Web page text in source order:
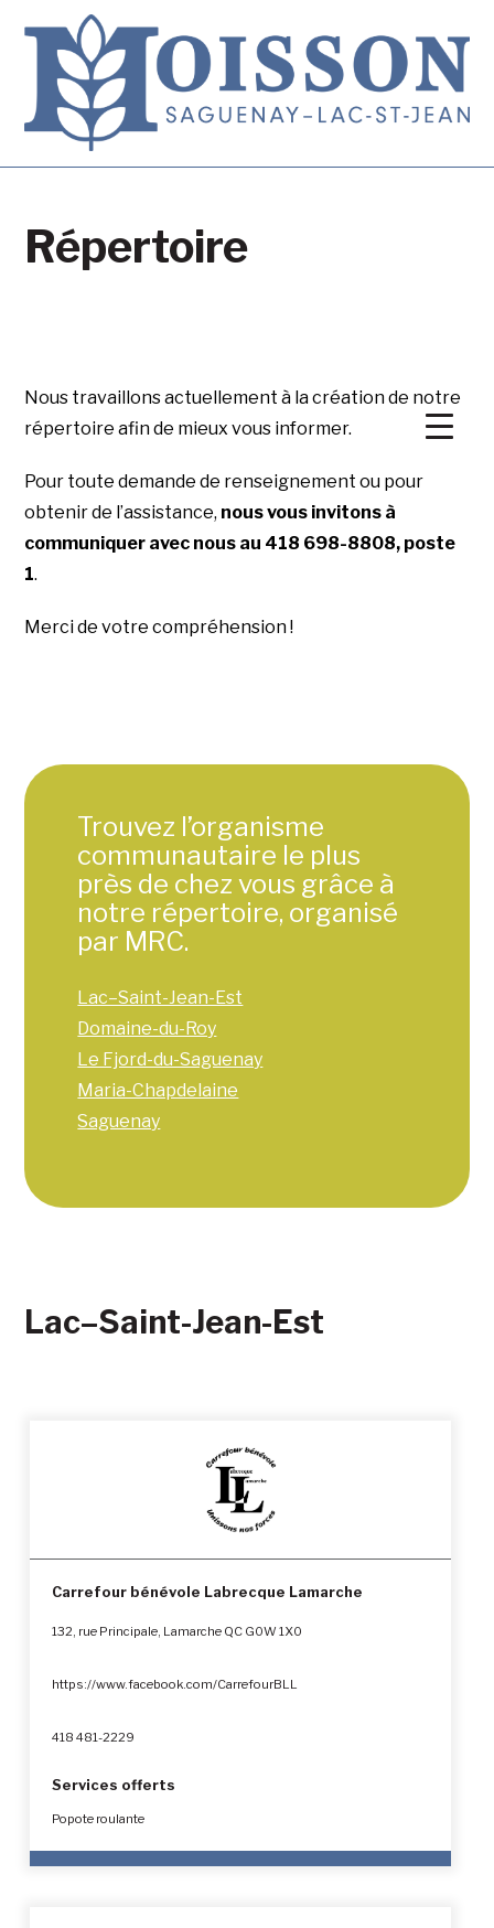
Répertoire
Nous travaillons actuellement à la création de notre
répertoire afin de mieux vous informer.
Pour toute demande de renseignement ou pour
obtenir de l’assistance, nous vous invitons à
communiquer avec nous au 418 698-8808, poste
1.
Merci de votre compréhension !
Trouvez l’organisme
communautaire le plus
près de chez vous grâce à
notre répertoire, organisé
par MRC.
Lac–Saint-Jean-Est
Domaine-du-Roy
Le Fjord-du-Saguenay
Maria-Chapdelaine
Saguenay
Lac–Saint-Jean-Est
Carrefour bénévole Labrecque Lamarche
132, rue Principale, Lamarche QC G0W 1X0
https://www.facebook.com/CarrefourBLL
418 481-2229
Services offerts
Popote roulante